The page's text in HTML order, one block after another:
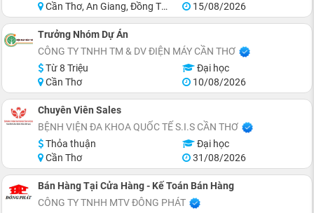
Cần Thơ, An Giang, Đồng Tháp, Bạc Liêu, Cà Mau, Trà Vinh
15/08/2026
Trưởng Nhóm Dự Án
CÔNG TY TNHH TM & DV ĐIỆN MÁY CẦN THƠ
Từ 8 Triệu
Đại học
Cần Thơ
10/08/2026
Chuyên Viên Sales
BỆNH VIỆN ĐA KHOA QUỐC TẾ S.I.S CẦN THƠ
Thỏa thuận
Đại học
Cần Thơ
31/08/2026
Bán Hàng Tại Cửa Hàng - Kế Toán Bán Hàng
CÔNG TY TNHH MTV ĐÔNG PHÁT